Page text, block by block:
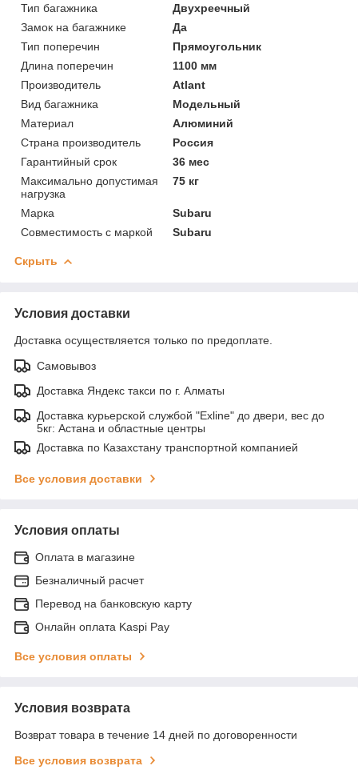
Тип багажника
Двухреечный
Замок на багажнике
Да
Тип поперечин
Прямоугольник
Длина поперечин
1100 мм
Производитель
Atlant
Вид багажника
Модельный
Материал
Алюминий
Страна производитель
Россия
Гарантийный срок
36 мес
Максимально допустимая
нагрузка
75 кг
Марка
Subaru
Совместимость с маркой
Subaru
Скрыть
Условия доставки
Доставка осуществляется только по предоплате.
Самовывоз
Доставка Яндекс такси по г. Алматы
Доставка курьерской службой "Exline" до двери, вес до
5кг: Астана и областные центры
Доставка по Казахстану транспортной компанией
Все условия доставки
Условия оплаты
Оплата в магазине
Безналичный расчет
Перевод на банковскую карту
Онлайн оплата Kaspi Pay
Все условия оплаты
Условия возврата
Возврат товара в течение 14 дней по договоренности
Все условия возврата